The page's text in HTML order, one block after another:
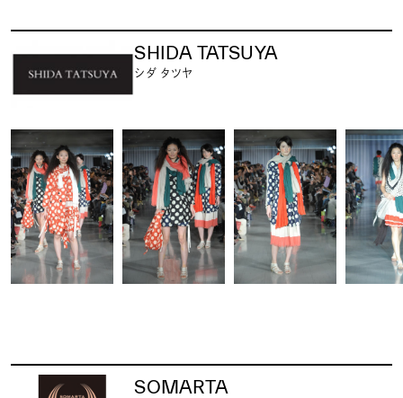
SHIDA TATSUYA
シダ タツヤ
SOMARTA